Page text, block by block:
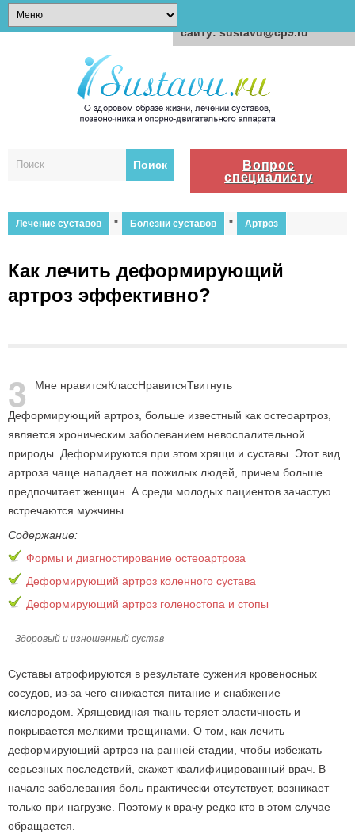
Вопрос
специалисту
Лечение суставов " Болезни суставов " Артроз
Как лечить деформирующий
артроз эффективно?
3 Мне нравитсяКлассНравитсяТвитнуть
Деформирующий артроз, больше известный как остеоартроз,
является хроническим заболеванием невоспалительной
природы. Деформируются при этом хрящи и суставы. Этот вид
артроза чаще нападает на пожилых людей, причем больше
предпочитает женщин. А среди молодых пациентов зачастую
встречаются мужчины.
Содержание:
Формы и диагностирование остеоартроза
Деформирующий артроз коленного сустава
Деформирующий артроз голеностопа и стопы
Здоровый и изношенный сустав
Суставы атрофируются в результате сужения кровеносных
сосудов, из-за чего снижается питание и снабжение
кислородом. Хрящевидная ткань теряет эластичность и
покрывается мелкими трещинами. О том, как лечить
деформирующий артроз на ранней стадии, чтобы избежать
серьезных последствий, скажет квалифицированный врач. В
начале заболевания боль практически отсутствует, возникает
только при нагрузке. Поэтому к врачу редко кто в этом случае
обращается.
сайту: sustavu@cp9.ru